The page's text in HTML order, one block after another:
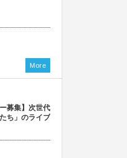
募集】次世代
ち」のライブ
More